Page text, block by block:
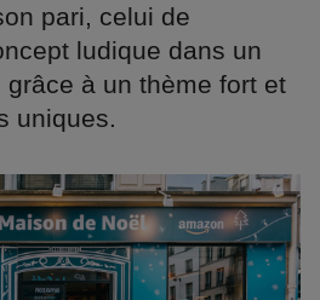
pari, celui de
ludique dans un
à un thème fort et
uniques.